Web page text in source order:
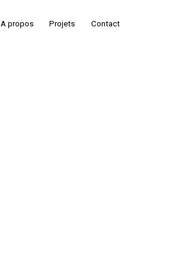
A propos Projets Contact